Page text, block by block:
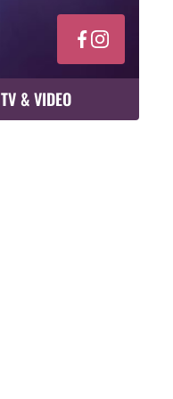
TV & VIDEO